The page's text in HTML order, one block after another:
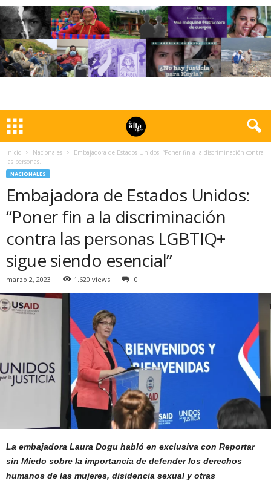
Inicio Nacionales
Embajadora de Estados Unidos: “Poner fin a la discriminación contra
las personas...
NACIONALES
Embajadora de Estados Unidos:
“Poner fin a la discriminación
contra las personas LGBTIQ+
sigue siendo esencial”
marzo 2, 2023 1.620 views 0
La embajadora Laura Dogu habló en exclusiva con Reportar
sin Miedo sobre la importancia de defender los derechos
humanos de las mujeres, disidencia sexual y otras